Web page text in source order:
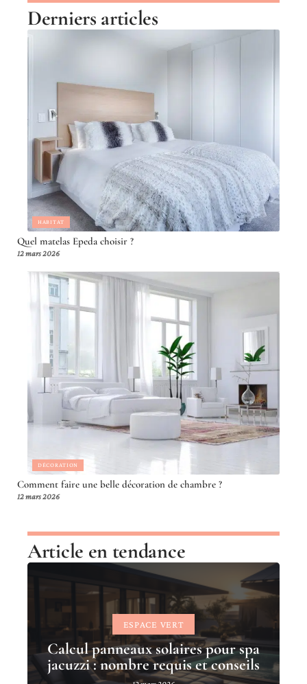
Derniers articles
HABITAT
Quel matelas Epeda choisir ?
12 mars 2026
DÉCORATION
Comment faire une belle décoration de chambre ?
12 mars 2026
Article en tendance
ESPACE VERT
Calcul panneaux solaires pour spa
jacuzzi : nombre requis et conseils